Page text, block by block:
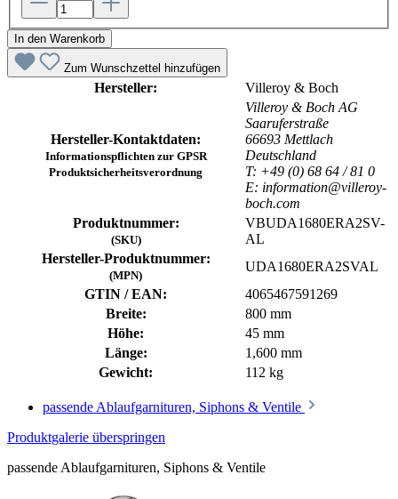
In den Warenkorb
Zum Wunschzettel hinzufügen
Hersteller: Villeroy & Boch
Hersteller-Kontaktdaten:
Informationspflichten zur GPSR
Produktsicherheitsverordnung
Villeroy & Boch AG
Saaruferstraße
66693 Mettlach
Deutschland
T: +49 (0) 68 64 / 81 0
E: information@villeroy-
boch.com
Produktnummer:
(SKU)
VBUDA1680ERA2SV-
AL
Hersteller-Produktnummer:
(MPN)
UDA1680ERA2SVAL
GTIN / EAN:
4065467591269
Breite:
800 mm
Höhe:
45 mm
Länge:
1,600 mm
Gewicht:
112 kg
passende Ablaufgarnituren, Siphons & Ventile
Produktgalerie überspringen
passende Ablaufgarnituren, Siphons & Ventile